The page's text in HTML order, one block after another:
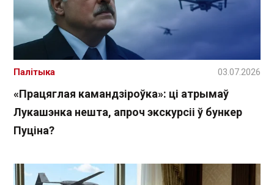
«Працяглая камандзіроўка»: ці атрымаў
Лукашэнка нешта, апроч экскурсіі ў бункер
Пуціна?
Палітыка 03.07.2026